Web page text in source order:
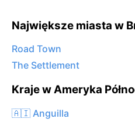
Największe miasta w
Road Town
The Settlement
Kraje w Ameryka
🇦🇮 Anguilla